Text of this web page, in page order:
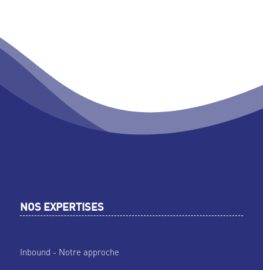
NOS EXPERTISES
Inbound - Notre approche